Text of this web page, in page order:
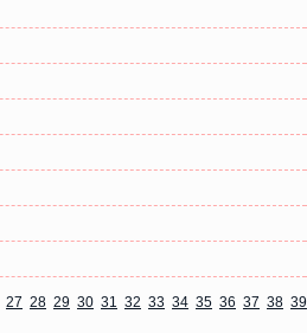
27 28 29 30 31 32 33 34 35 36 37 38 39